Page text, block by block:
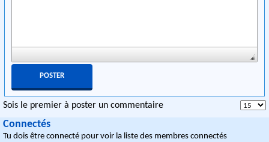
Sois le premier à poster un commentaire
Connectés
Tu dois être connecté pour voir la liste des membres connectés